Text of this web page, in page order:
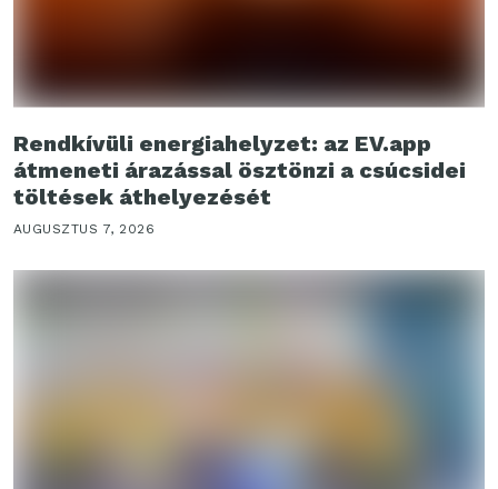
Rendkívüli energiahelyzet: az EV.app
átmeneti árazással ösztönzi a csúcsidei
töltések áthelyezését
AUGUSZTUS 7, 2026